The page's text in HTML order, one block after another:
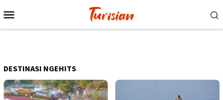
ke
Mobile
DESTINASI NGEHITS